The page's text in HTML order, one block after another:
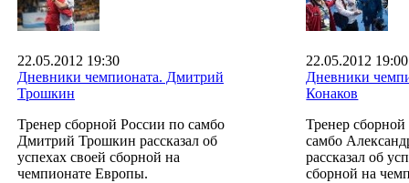
22.05.2012 19:30
Дневники чемпионата. Дмитрий
Трошкин
Тренер сборной России по самбо
Дмитрий Трошкин рассказал об
успехах своей сборной на
чемпионате Европы.
22.05.2012 19:00
Дневники
Конаков
Тренер
самбо
рассказал об
сборной на